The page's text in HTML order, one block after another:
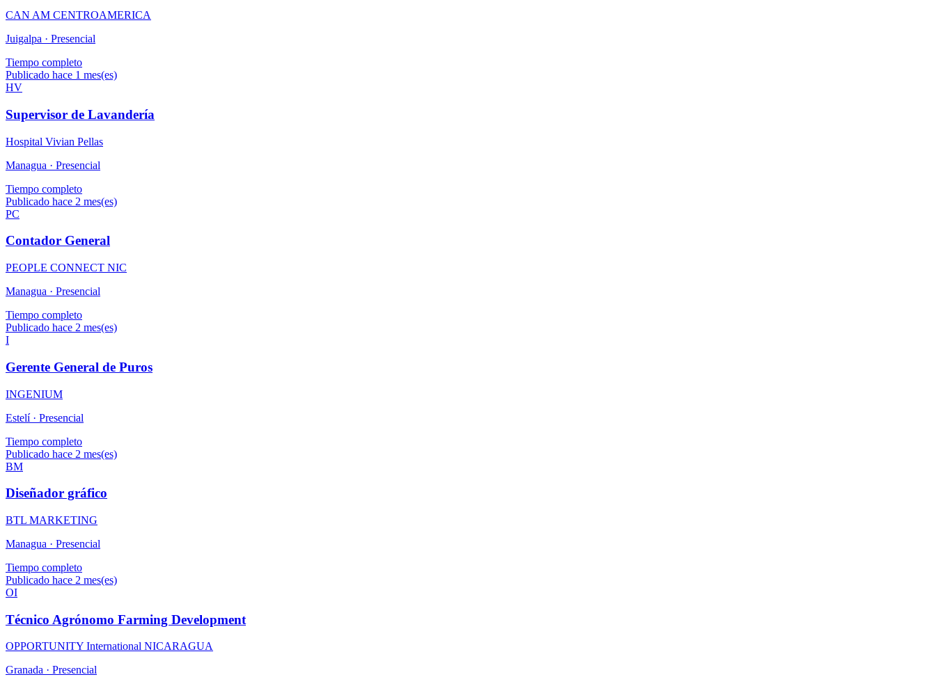
CAN AM CENTROAMERICA
Juigalpa · Presencial
Tiempo completo
Publicado hace 1 mes(es)
HV
Supervisor de Lavandería
Hospital Vivian Pellas
Managua · Presencial
Tiempo completo
Publicado hace 2 mes(es)
PC
Contador General
PEOPLE CONNECT NIC
Managua · Presencial
Tiempo completo
Publicado hace 2 mes(es)
I
Gerente General de Puros
INGENIUM
Estelí · Presencial
Tiempo completo
Publicado hace 2 mes(es)
BM
Diseñador gráfico
BTL MARKETING
Managua · Presencial
Tiempo completo
Publicado hace 2 mes(es)
OI
Técnico Agrónomo Farming Development
OPPORTUNITY International NICARAGUA
Granada · Presencial